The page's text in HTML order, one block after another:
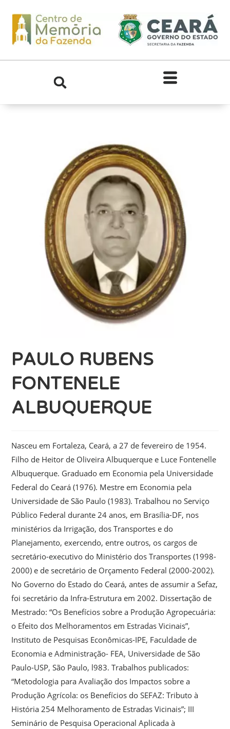
PAULO RUBENS
FONTENELE
ALBUQUERQUE
Nasceu em Fortaleza, Ceará, a 27 de fevereiro de 1954.
Filho de Heitor de Oliveira Albuquerque e Luce Fontenelle
Albuquerque. Graduado em Economia pela Universidade
Federal do Ceará (1976). Mestre em Economia pela
Universidade de São Paulo (1983). Trabalhou no Serviço
Público Federal durante 24 anos, em Brasília-DF, nos
ministérios da Irrigação, dos Transportes e do
Planejamento, exercendo, entre outros, os cargos de
secretário-executivo do Ministério dos Transportes (1998-
2000) e de secretário de Orçamento Federal (2000-2002).
No Governo do Estado do Ceará, antes de assumir a Sefaz,
foi secretário da Infra-Estrutura em 2002. Dissertação de
Mestrado: “Os Benefícios sobre a Produção Agropecuária:
o Efeito dos Melhoramentos em Estradas Vicinais”,
Instituto de Pesquisas Econômicas-IPE, Faculdade de
Economia e Administração- FEA, Universidade de São
Paulo-USP, São Paulo, l983. Trabalhos publicados:
“Metodologia para Avaliação dos Impactos sobre a
Produção Agrícola: os Benefícios do SEFAZ: Tributo à
História 254 Melhoramento de Estradas Vicinais”; III
Seminário de Pesquisa Operacional Aplicada à